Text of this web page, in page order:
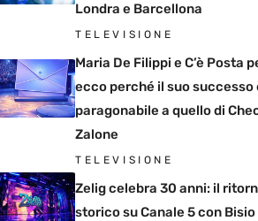
Londra e Barcellona
TELEVISIONE
Maria De Filippi e C’è Posta
ecco perché il suo successo
paragonabile a quello di
Zalone
TELEVISIONE
Zelig celebra 30 anni: il
storico su Canale 5 con Bisio